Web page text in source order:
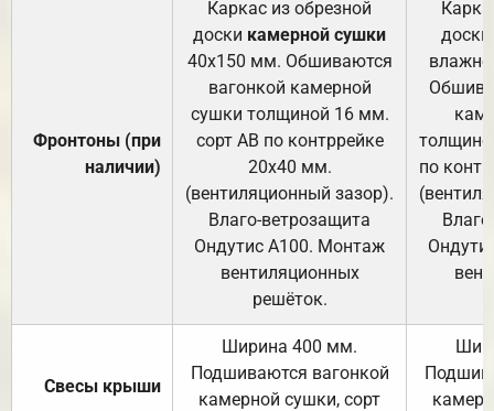
Фронтоны (при
наличии)
Каркас из обрезной
доски камерной сушки
40х150 мм. Обшиваются
вагонкой камерной
сушки толщиной 16 мм.
сорт АВ по контррейке
20х40 мм.
(вентиляционный зазор).
Влаго-ветрозащита
Ондутис А100. Монтаж
вентиляционных
решёток.
доски
по
Свесы крыши
Ширина 400 мм.
Подшиваются вагонкой
камерной сушки, сорт